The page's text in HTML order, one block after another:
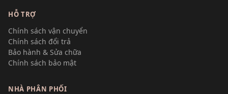
HỖ TRỢ
Chính sách vận chuyển
Chính sách đổi trả
Bảo hành & Sửa chữa
Chính sách bảo mật
NHÀ PHÂN PHỐI